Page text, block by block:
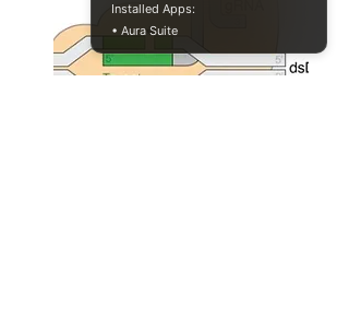
Installed Apps:
• Aura Suite